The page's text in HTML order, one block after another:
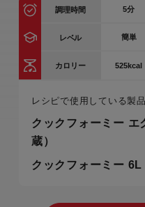
調理時間 5分
レベル 簡単
カロリー 525kcal
レシピで使用している製品
クックフォーミー エ
蔵）
クックフォーミー 6L